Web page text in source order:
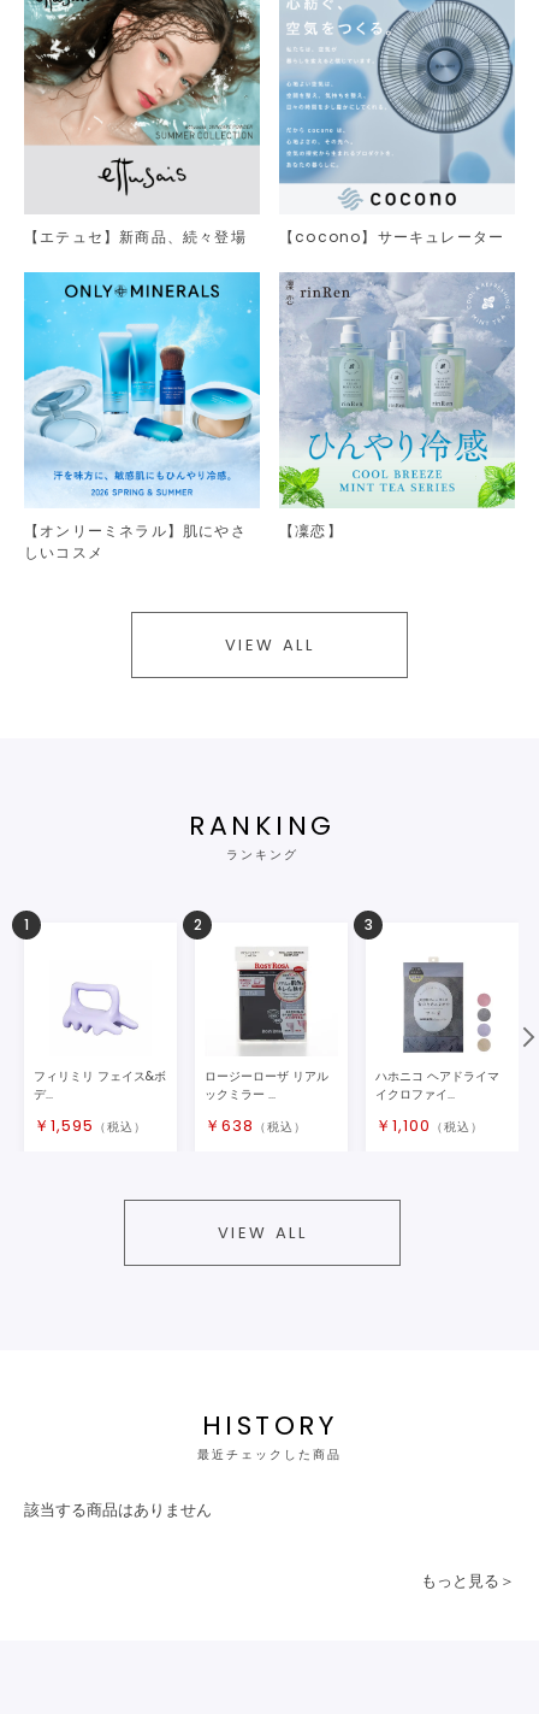
【エテュセ】新商品、続々登場 【cocono】サーキュレーター
【オンリーミネラル】肌にやさ
しいコスメ
【凜恋】
VIEW ALL
RANKING
ランキング
1
フィリミリ フェイス&ボ
デ...
￥ 1,595 （税込）
2
ロージーローザ リアル
ックミラー ...
￥ 638 （税込）
3
ハホニコ ヘアドライマ
イクロファイ...
￥ 1,100 （税込）
VIEW ALL
HISTORY
最近チェックした商品
該当する商品はありません
もっと見る＞